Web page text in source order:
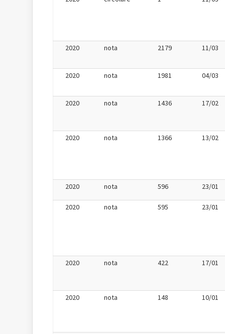
2020 nota 2179 11/03
2020 nota 1981 04/03
2020 nota 1436 17/02
2020 nota 1366 13/02
2020 nota 596 23/01
2020 nota 595 23/01
2020 nota 422 17/01
2020 nota 148 10/01